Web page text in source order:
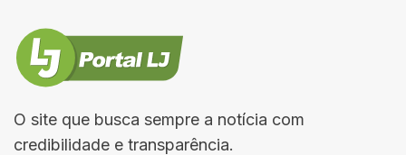
O site que busca sempre a notícia com
credibilidade e transparência.